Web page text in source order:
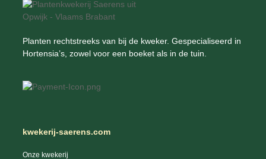
Planten rechtstreeks van bij de kweker. Gespecialiseerd in
Hortensia’s, zowel voor een boeket als in de tuin.
kwekerij-saerens.com
Onze kwekerij